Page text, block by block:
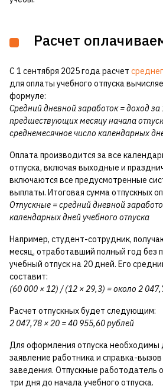
Расчет
С 1 сентября 2025 года расчет
для оплаты учебного отпуска
формуле:
Средний дневной заработок = доход за
предшествующих месяцу начала
среднемесячное число календарных
Оплата производится за все
отпуска, включая выходные и
включаются все предусмотренные
выплаты. Итоговая сумма отпускных
Отпускные = средний дневной
календарных дней учебного отпуска
Например, студент-сотрудник,
месяц, отработавший полный год без
учебный отпуск на 20 дней. Его
составит:
(60 000 × 12) / (12 × 29,3) = около 2
Расчет отпускных будет следующим:
2 047,78 × 20 = 40 955,60 рублей
Для оформления отпуска необходимы
заявление работника и справка-вызов
заведения. Отпускные работодатель
три дня до начала учебного отпуска.